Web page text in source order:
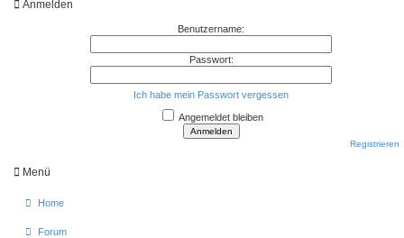
Anmelden
Benutzername:
Passwort:
Ich habe mein Passwort vergessen
Angemeldet bleiben
Registrieren
Menü
Home
Forum